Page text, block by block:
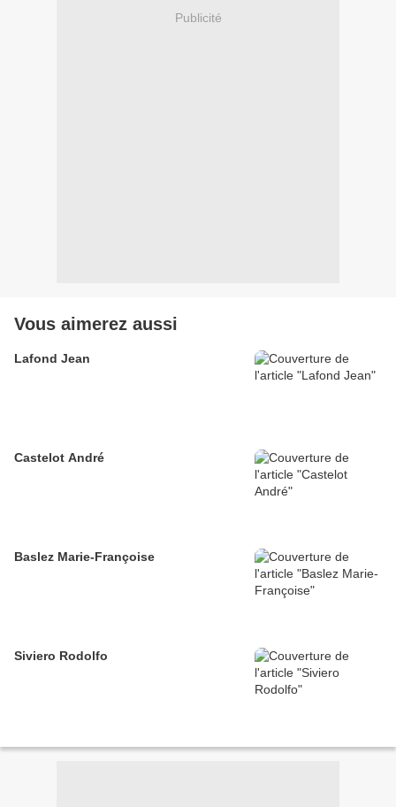
Publicité
Vous aimerez aussi
Lafond Jean
Castelot André
Baslez Marie-Françoise
Siviero Rodolfo